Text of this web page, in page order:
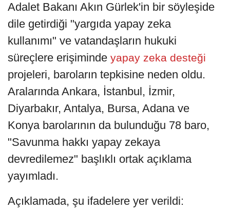
Adalet Bakanı Akın Gürlek'in bir söyleşide
dile getirdiği "yargıda yapay zeka
kullanımı" ve vatandaşların hukuki
süreçlere erişiminde yapay zeka desteği
projeleri, baroların tepkisine neden oldu.
Aralarında Ankara, İstanbul, İzmir,
Diyarbakır, Antalya, Bursa, Adana ve
Konya barolarının da bulunduğu 78 baro,
"Savunma hakkı yapay zekaya
devredilemez" başlıklı ortak açıklama
yayımladı.
Açıklamada, şu ifadelere yer verildi: